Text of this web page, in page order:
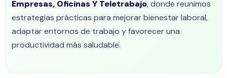
Empresas, Oficinas Y Teletrabajo, donde reunimos
estrategias prácticas para mejorar bienestar laboral,
adaptar entornos de trabajo y favorecer una
productividad más saludable.